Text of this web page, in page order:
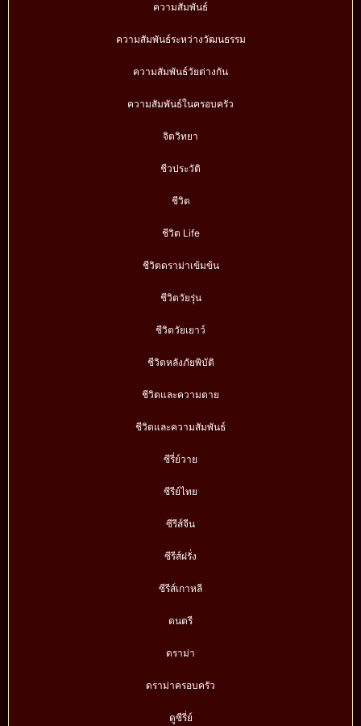
ความสัมพันธ์
ความสัมพันธ์ระหว่างวัฒนธรรม
ความสัมพันธ์วัยต่างกัน
ความสัมพันธ์ในครอบครัว
จิตวิทยา
ชีวประวัติ
ชีวิต
ชีวิต Life
ชีวิตดราม่าเข้มข้น
ชีวิตวัยรุ่น
ชีวิตวัยเยาว์
ชีวิตหลังภัยพิบัติ
ชีวิตและความตาย
ชีวิตและความสัมพันธ์
ซีรี่ย์วาย
ซีรีย์ไทย
ซีรีส์จีน
ซีรีส์ฝรั่ง
ซีรีส์เกาหลี
ดนตรี
ดราม่า
ดราม่าครอบครัว
ดูซีรี่ย์